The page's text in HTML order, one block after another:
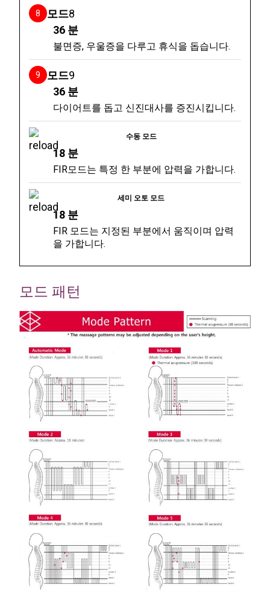
모드8
36 분
불면증, 우울증을 다루고 휴식을 돕습니다.
모드9
36 분
다이어트를 돕고 신진대사를 증진시킵니다.
수동 모드
18 분
FIR모드는 특정 한 부분에 압력을 가합니다.
세미 오토 모드
18 분
FIR 모드는 지정된 부분에서 움직이며 압력
을 가합니다.
모드 패턴